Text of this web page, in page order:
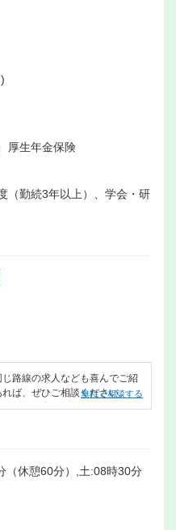
厚生年金保険
（勤続3年以上）、学会・研
路線の求人なども喜んでご紹
ば、ぜひご相談ください。
無料で相談する
（休憩60分）,土:08時30分